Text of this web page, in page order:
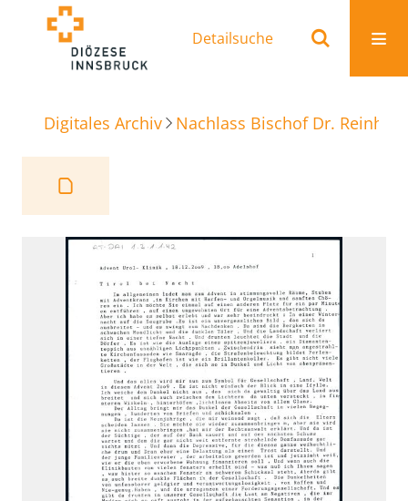
Detailsuche
Digitales Archiv Nachlass Bischof Dr.